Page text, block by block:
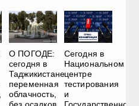
О ПОГОДЕ:
сегодня в
Таджикистане
переменная
облачность,
Сегодня в
Национальном
центре
тестирования
и